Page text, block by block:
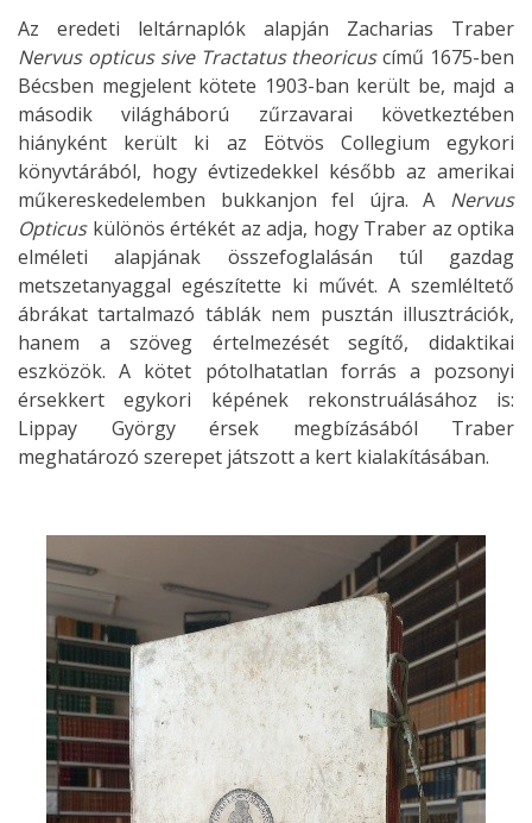
Az eredeti leltárnaplók alapján Zacharias Traber
Nervus opticus sive Tractatus theoricuscímű 1675-ben
Bécsben megjelent kötete 1903-ban került be, majd a
második világháború zűrzavarai következtében
hiányként került ki az Eötvös Collegium egykori
könyvtárából, hogy évtizedekkel később az amerikai
műkereskedelemben bukkanjon fel újra. A Nervus
Opticuskülönös értékét az adja, hogy Traber az optika
elméleti alapjának összefoglalásán túl gazdag
metszetanyaggal egészítette ki művét. A szemléltető
ábrákat tartalmazó táblák nem pusztán illusztrációk,
hanem a szöveg értelmezését segítő, didaktikai
eszközök. A kötet pótolhatatlan forrás a pozsonyi
érsekkert egykori képének rekonstruálásához is:
Lippay György érsek megbízásából Traber
meghatározó szerepet játszott a kert kialakításában.